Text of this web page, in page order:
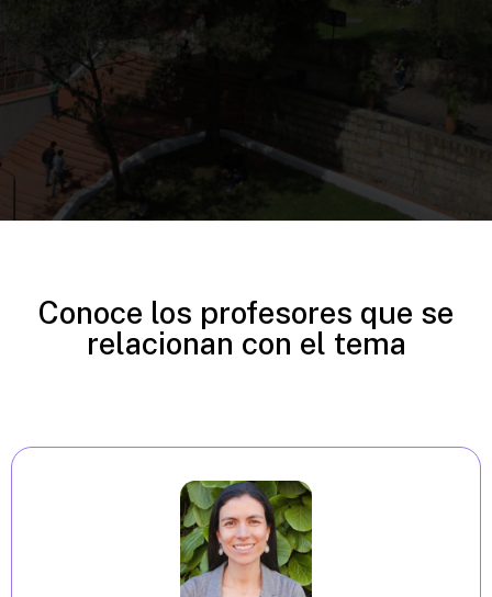
Conoce los profesores que se
relacionan con el tema